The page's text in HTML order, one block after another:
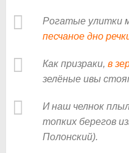
Рогатые улитки
песчаное дно
Как призраки, в
зелёные ивы
И наш челнок
топких берегов
Полонский).